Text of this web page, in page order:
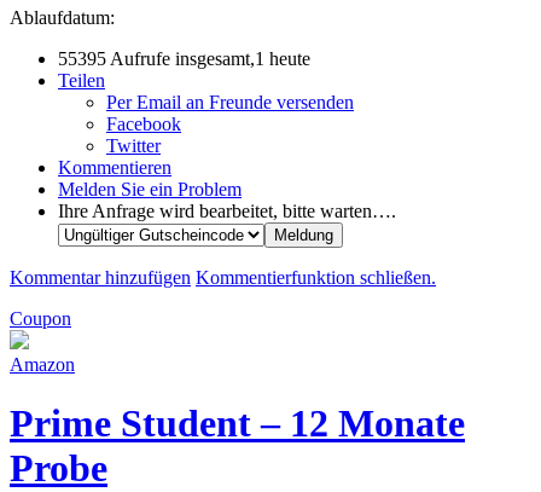
Ablaufdatum:
55395 Aufrufe insgesamt,1 heute
Teilen
Per Email an Freunde versenden
Facebook
Twitter
Kommentieren
Melden Sie ein Problem
Ihre Anfrage wird bearbeitet, bitte warten….
Kommentar hinzufügen Kommentierfunktion schließen.
Coupon
Amazon
Prime Student – 12 Monate
Probe